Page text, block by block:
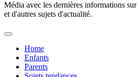
Média avec les dernières informations
et d'autres sujets d'actualité.
Home
Enfants
Parents